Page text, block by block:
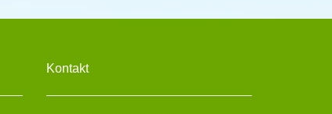
Kontakt